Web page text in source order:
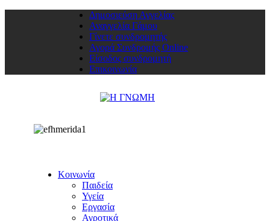
Δημοσιεύση Αγγελίας
Αναγγελία Γάμου
Γίνετε συνδρομητής
Αγορά Συνδρομής Online
Είσοδος συνδρομητή
Επικοινωνία
Κοινωνία
Παιδεία
Υγεία
Εργασία
Αγροτικά